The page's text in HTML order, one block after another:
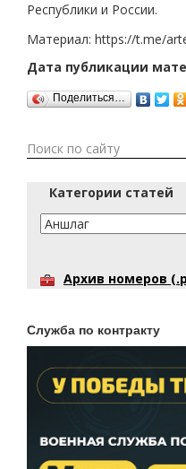
Республики и России.
Материал: https://t.me/
Дата публикации
Поделиться…
Категории статей
Архив номеров
Служба по контракту